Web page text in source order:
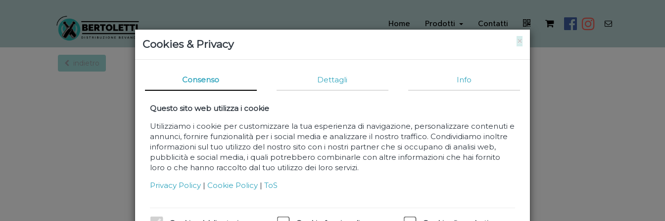
Home Prodotti Contatti
indietro
Panna
×
Cookies & Privacy
Consenso Dettagli Info
Questo sito web utilizza i cookie
Utilizziamo i cookie per customizzare la tua esperienza di navigazione, personalizzare contenuti e
annunci, fornire funzionalità per i social media e analizzare il nostro traffico. Condividiamo inoltre
informazioni sul tuo utilizzo del nostro sito con i nostri partner che si occupano di analisi web,
pubblicità e social media, i quali potrebbero combinarle con altre informazioni che hai fornito
loro o che hanno raccolto dal tuo utilizzo dei loro servizi.
Privacy Policy | Cookie Policy | ToS